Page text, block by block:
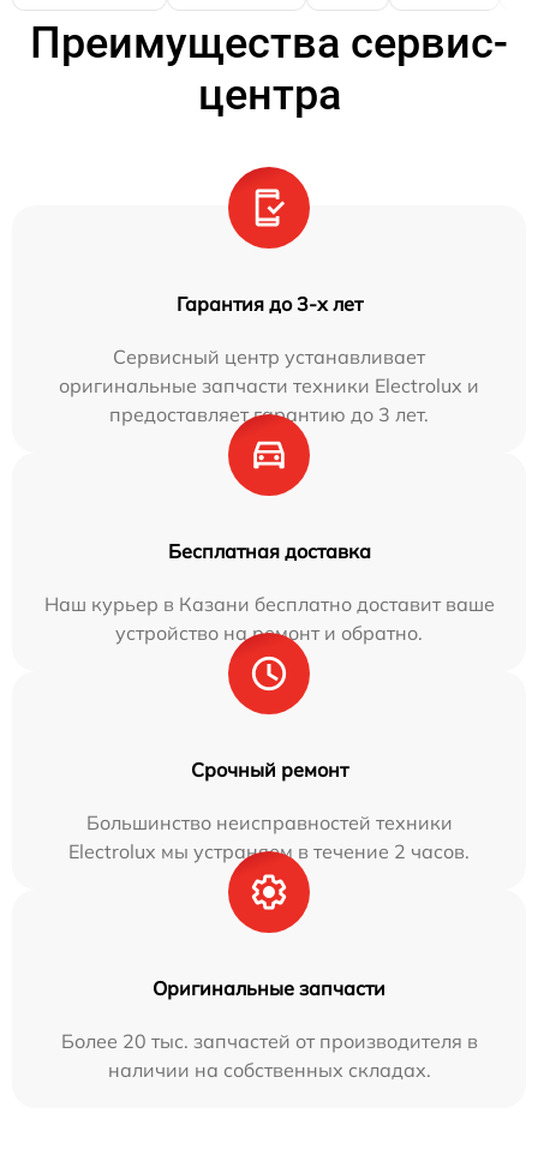
Преимущества сервис-
центра
Гарантия до 3-х лет
Сервисный центр устанавливает
оригинальные запчасти техники Electrolux и
предоставляет гарантию до 3 лет.
Бесплатная доставка
Наш курьер в Казани бесплатно доставит ваше
устройство на ремонт и обратно.
Срочный ремонт
Большинство неисправностей техники
Electrolux мы устраняем в течение 2 часов.
Оригинальные запчасти
Более 20 тыс. запчастей от производителя в
наличии на собственных складах.